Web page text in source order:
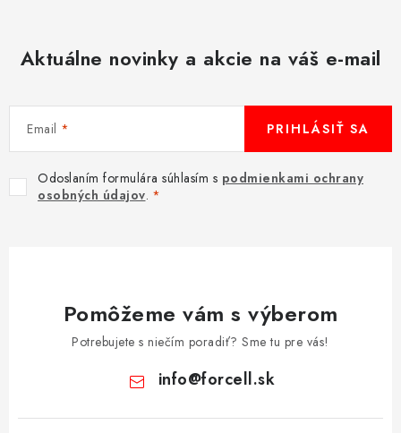
Aktuálne novinky a akcie na váš e-mail
Email
Odoslaním formulára súhlasím s podmienkami ochrany
osobných údajov.
PRIHLÁSIŤ SA
Pomôžeme vám s výberom
Potrebujete s niečím poradiť? Sme tu pre vás!
info@forcell.sk